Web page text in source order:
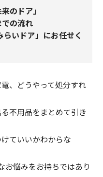
のドア」
の流れ
いドア」にお任せく
、どうやって処分すれ
不用品をまとめて引き
ていいかわからな
お悩みをお持ちではあり